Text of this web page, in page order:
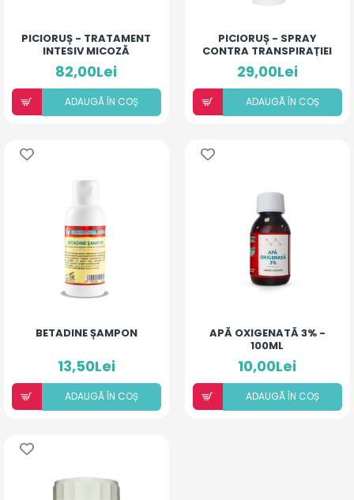
PICIORUȘ - TRATAMENT
INTESIV MICOZĂ
82,00Lei
ADAUGÃ ÎN COȘ
PICIORUȘ - SPRAY
CONTRA TRANSPIRAȚIEI
29,00Lei
ADAUGÃ ÎN COȘ
BETADINE ȘAMPON
13,50Lei
ADAUGÃ ÎN COȘ
APĂ OXIGENATĂ 3% -
100ML
10,00Lei
ADAUGÃ ÎN COȘ